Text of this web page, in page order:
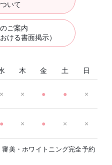
いて
ご案内
ける書面掲示）
木 金 土 日
× × ● ● ×
● × ● × ×
美・ホワイトニング完全予約